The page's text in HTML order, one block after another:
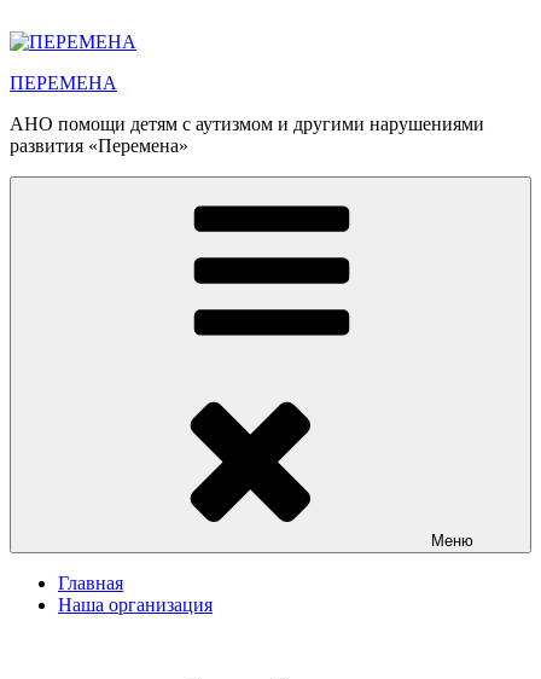
к
ПЕРЕМЕНА
АНО помощи детям с аутизмом и другими нарушениями
развития «Перемена»
Меню
Главная
Наша организация